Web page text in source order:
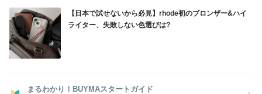
【日本で試せないから必見】rhode初のブロンザー&ハイ
ライター、失敗しない色選びは?
まるわかり！BUYMAスタートガイド